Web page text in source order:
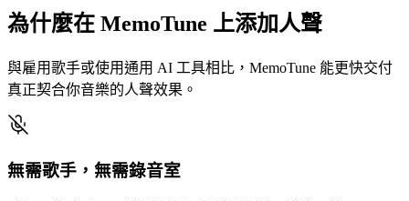
為什麼在 MemoTune 上添加人聲
與雇用歌手或使用通用 AI 工具相比，MemoTune 能更快交付
真正契合你音樂的人聲效果。
無需歌手，無需錄音室